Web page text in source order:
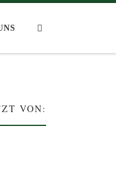
VON: